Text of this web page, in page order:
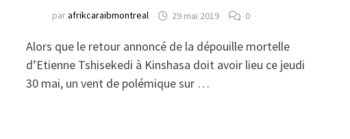
parafrikcaraibmontreal 29 mai 2019 0
Alors que le retour annoncé de la dépouille mortelle
d’Etienne Tshisekedi à Kinshasa doit avoir lieu ce jeudi
30 mai, un vent de polémique sur …